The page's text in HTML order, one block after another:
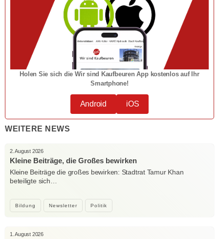
Holen Sie sich die Wir sind Kaufbeuren App kostenlos auf Ihr
Smartphone!
Android iOS
WEITERE NEWS
Bildung Newsletter Politik
2. August 2026
Kleine Beiträge, die Großes bewirken
Kleine Beiträge die großes bewirken: Stadtrat Tamur Khan
beteiligte sich…
1. August 2026